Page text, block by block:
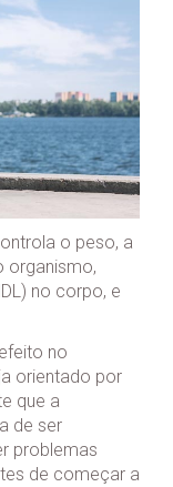
o peso, a
organismo,
no corpo, e
no
orientado por
que a
de ser
problemas
de começar a